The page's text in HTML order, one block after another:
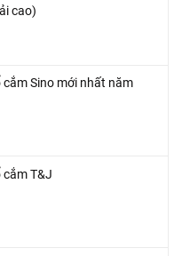
cao)
Sino mới nhất năm
cắm T&J